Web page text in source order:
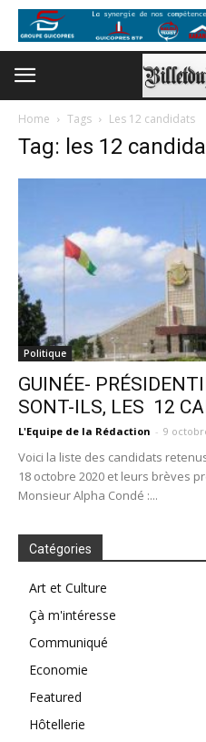
Home Tags Les 12 candidats
Tag: les 12
Politique
GUINÉE-
SONT-ILS, LES 12
L'Equipe de la Rédaction - 9
Voici la liste des candidats
18 octobre 2020 et leurs brèves
Monsieur Alpha Condé :...
Catégories
Art et Culture
Çà m'intéresse
Communiqué
Economie
Featured
Hôtellerie